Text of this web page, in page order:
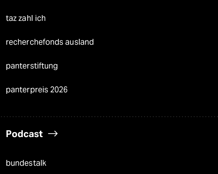
taz zahl ich
recherchefonds ausland
panterstiftung
panterpreis 2026
Podcast
bundestalk